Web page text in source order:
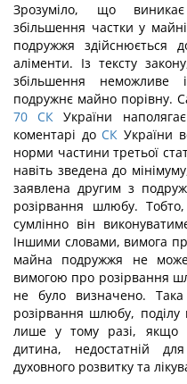
Зрозуміло, що
збільшення частки у
подружжя здійснюється
аліменти. Із тексту
збільшення неможливе
подружнє майно порівну.
70 СК України
коментарі до СК України
норми частини третьої
навіть зведена до
заявлена другим з
розірвання шлюбу.
сумлінно він
Іншими словами, вимога
майна подружжя не
вимогою про розірвання
не було визначено.
розірвання шлюбу, поділу
лише у тому разі, якщо
дитина, недостатній
духовного розвитку та